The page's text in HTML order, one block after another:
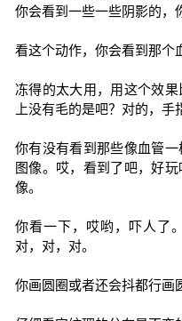
你会看到一些一些阴影的，
看这个动作，你会看到那个
冻得的太大用，用这个效
上没有毛的是吧？对的，手
你有没有看到那些像血管
图像。哎，看到了吧，好
像。
你看一下，哎哟，吓人了
对，对，对。
你画圆圈或者还会抖都行画